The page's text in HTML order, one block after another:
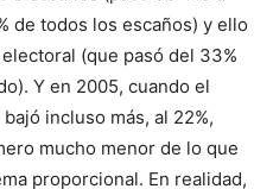
de todos los escaños) y ello
(que pasó del 33%
Y en 2005, cuando el
incluso más, al 22%,
mucho menor de lo que
proporcional. En realidad,